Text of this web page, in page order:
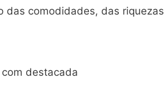
das comodidades, das riquezas
destacada